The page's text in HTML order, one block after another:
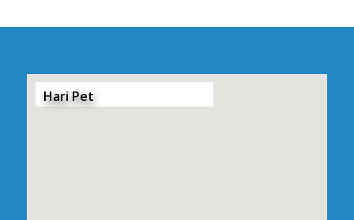
Hari Pet